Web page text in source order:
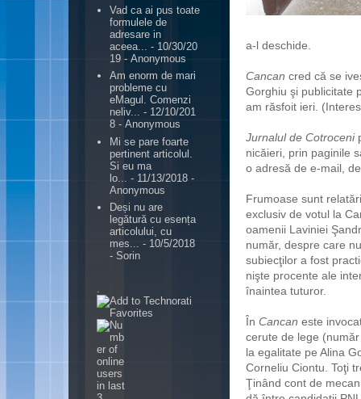
a-l deschide.
Cancan cred că se
Gorghiu şi publicitate
am răsfoit ieri.
Jurnalul de Cotroceni
nicăieri, prin paginile
o adresă de e-mail,
Frumoase sunt
exclusiv de votul la
oamenii Laviniei
număr, despre care
subiecţilor a fost
nişte procente ale
înaintea tuturor.
În Cancan este
cerute de lege
la egalitate pe Alina
Corneliu Ciontu. Toţi
Ţinând cont de
Vad ca ai pus toate
formulele de
adresare in
aceea...
- 10/30/20
19 - Anonymous
Am enorm de mari
probleme cu
eMagul. Comenzi
neliv... - 12/10/201
8 - Anonymous
Mi se pare foarte
pertinent articolul.
Si eu ma
lo...
- 11/13/2018 -
Anonymous
Deși nu are
legătură cu esența
articolului, cu
mes... - 10/5/2018
- Sorin